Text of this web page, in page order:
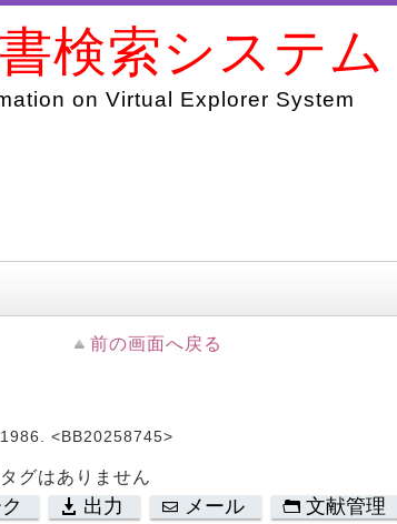
検索システム
on Virtual Explorer System
前の画面へ戻る
<BB20258745>
グはありません
出力 メール 文献管理